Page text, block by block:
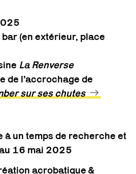
(en extérieur, place
La Renverse
de l’accrochage de
sur ses chutes
à un temps de recherche et
16 mai 2025
acrobatique &